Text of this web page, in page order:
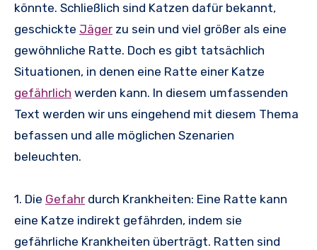
könnte. Schließlich sind Katzen dafür bekannt,
geschickte Jäger zu sein und viel größer als eine
gewöhnliche Ratte. Doch es gibt tatsächlich
Situationen, in denen eine Ratte einer Katze
gefährlich werden kann. In diesem umfassenden
Text werden wir uns eingehend mit diesem Thema
befassen und alle möglichen Szenarien
beleuchten.
1. Die Gefahr durch Krankheiten: Eine Ratte kann
eine Katze indirekt gefährden, indem sie
gefährliche Krankheiten überträgt. Ratten sind